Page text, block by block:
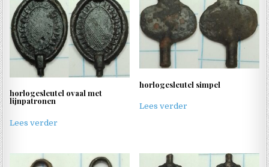
horlogesleutel ovaal met
lijnpatronen
Lees verder
horlogesleutel simpel
Lees verder